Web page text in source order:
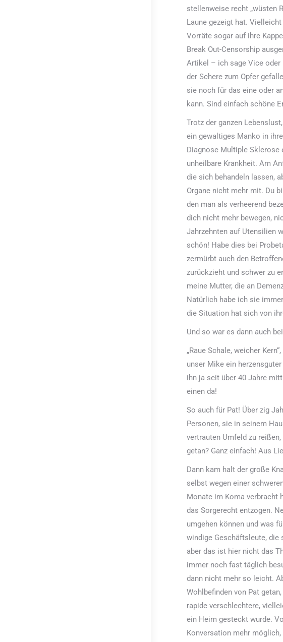
stellenweise recht „wüsten
Laune gezeigt hat.
Vorräte sogar auf ihre
Break Out-Censorship
Artikel – ich sage Vice oder
der Schere zum Opfer
sie noch für das eine oder
kann. Sind einfach schöne
Trotz der ganzen
ein gewaltiges Manko in
Diagnose Multiple
unheilbare Krankheit. Am
die sich behandeln lassen,
Organe nicht mehr mit. Du
den man als verheerend
dich nicht mehr bewegen,
Jahrzehnten auf Utensilien
schön! Habe dies bei
zermürbt auch den
zurückzieht und schwer zu
meine Mutter, die an
Natürlich habe ich sie
die Situation hat sich von
Und so war es dann auch
„Raue Schale, weicher
unser Mike ein
ihn ja seit über 40 Jahre
einen da!
So auch für Pat! Über zig
Personen, sie in seinem
vertrauten Umfeld zu
getan? Ganz einfach! Aus
Dann kam halt der große
selbst wegen einer
Monate im Koma verbracht
das Sorgerecht entzogen.
umgehen können und was
windige Geschäftsleute, die
aber das ist hier nicht das
immer noch fast täglich
dann nicht mehr so leicht.
Wohlbefinden von Pat
rapide verschlechtere,
ein Heim gesteckt wurde.
Konversation mehr